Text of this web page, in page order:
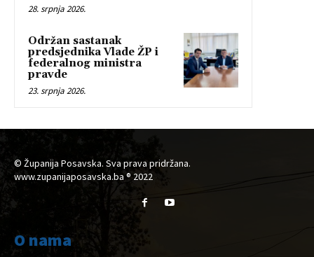
28. srpnja 2026.
Održan sastanak
predsjednika Vlade ŽP i
federalnog ministra
pravde
23. srpnja 2026.
© Županija Posavska. Sva prava pridržana.
www.zupanijaposavska.ba ® 2022
O nama